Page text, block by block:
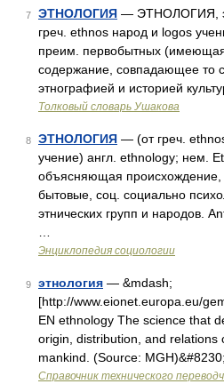
7 ЭТНОЛОГИЯ — ЭТНОЛОГИЯ,
греч. ethnos народ и logos
преим. первобытных
содержание, совпадающее то
этнографией и историей
Толковый словарь Ушакова
8 ЭТНОЛОГИЯ — (от греч.
учение) англ. ethnology; нем.
объясняющая происхождение,
бытовые, соц. социально
этнических групп и народов.
Энциклопедия социологии
9 этнология — &mdash;
[http://www.eionet.europa.eu/
EN ethnology The science that
origin, distribution, and relations
mankind. (Source:
Справочник технического